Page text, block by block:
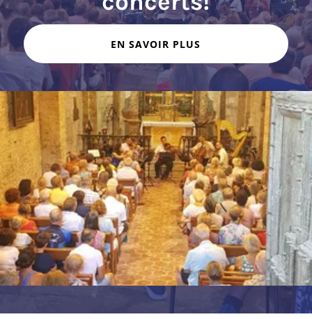
EN SAVOIR PLUS